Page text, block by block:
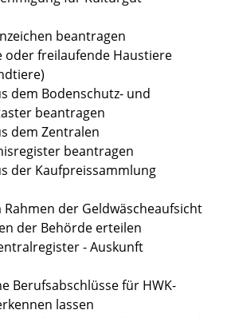
beantragen
oder freilaufende Haustiere
dem Bodenschutz- und
beantragen
dem Zentralen
beantragen
der Kaufpreissammlung
der Geldwäscheaufsicht
der Behörde erteilen
- Auskunft
Berufsabschlüsse für HWK-
lassen